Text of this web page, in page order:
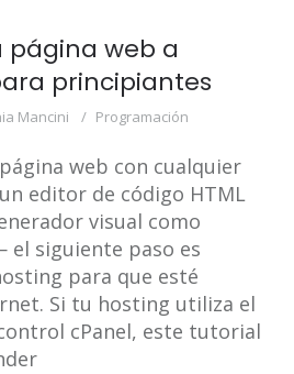
página web a
principiantes
Mancini Programación
web con cualquier
editor de código HTML
visual como
el siguiente paso es
para que esté
Si tu hosting utiliza el
cPanel, este tutorial